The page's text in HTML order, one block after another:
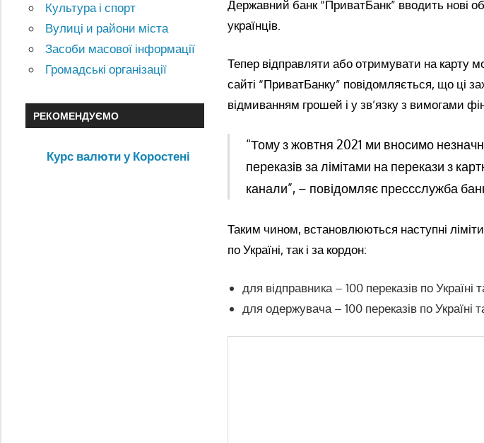
Державний банк “ПриватБанк” вводить нові
українців.
Тепер відправляти або отримувати на карту
сайті “ПриватБанку” повідомляється, що ці
відмиванням грошей і у зв’язку з вимогами
“Тому з жовтня 2021 ми вносимо
переказів за лімітами на перекази з
канали”, – повідомляє прессслужба
Таким чином, встановлюються наступні
по Україні, так і за кордон:
для відправника – 100 переказів по Україні
для одержувача – 100 переказів по Україні
Культура і спорт
Вулиці и райони міста
Засоби масової інформації
Громадські організації
РЕКОМЕНДУЄМО
Курс валюти у Коростені